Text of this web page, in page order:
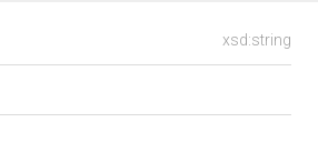
xsd:string